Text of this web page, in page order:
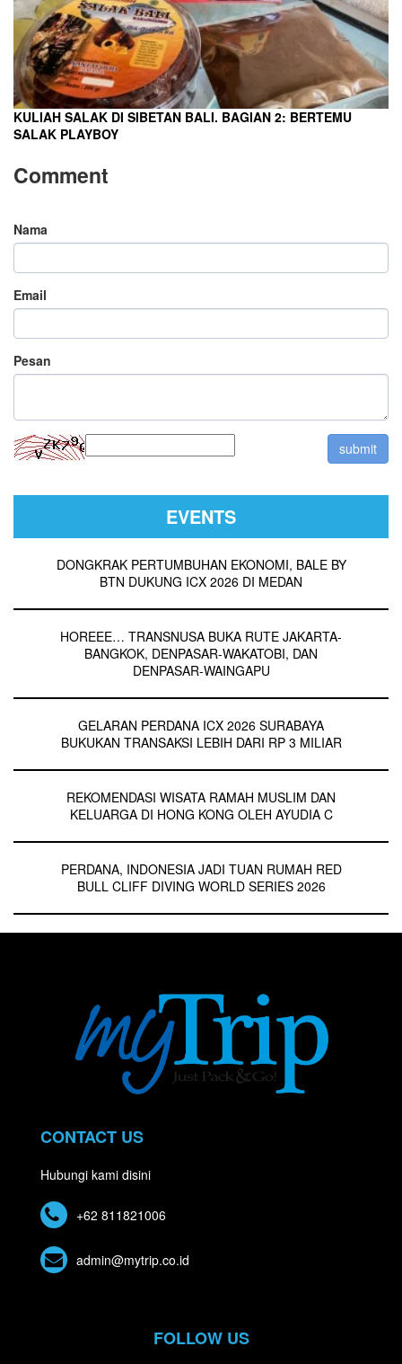
KULIAH SALAK DI SIBETAN BALI. BAGIAN 2: BERTEMU
SALAK PLAYBOY
Comment
Nama
Email
Pesan
EVENTS
DONGKRAK PERTUMBUHAN EKONOMI, BALE BY
BTN DUKUNG ICX 2026 DI MEDAN
HOREEE… TRANSNUSA BUKA RUTE JAKARTA-
BANGKOK, DENPASAR-WAKATOBI, DAN
DENPASAR-WAINGAPU
GELARAN PERDANA ICX 2026 SURABAYA
BUKUKAN TRANSAKSI LEBIH DARI RP 3 MILIAR
REKOMENDASI WISATA RAMAH MUSLIM DAN
KELUARGA DI HONG KONG OLEH AYUDIA C
PERDANA, INDONESIA JADI TUAN RUMAH RED
BULL CLIFF DIVING WORLD SERIES 2026
CONTACT US
Hubungi kami disini
+62 811821006
admin@mytrip.co.id
FOLLOW US